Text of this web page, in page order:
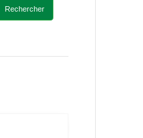
Rechercher